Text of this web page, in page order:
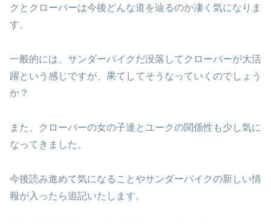
クとクローバーは今後どんな道を辿るのか凄く気になりま
す。
一般的には、サンダーパイクだ没落してクローバーが大活
躍という感じですが、果てしてそうなっていくのでしょう
か？
また、クローバーの女の子達とユークの関係性も少し気に
なってきました。
今後読み進めて気になることやサンダーパイクの新しい情
報が入ったら追記いたします。